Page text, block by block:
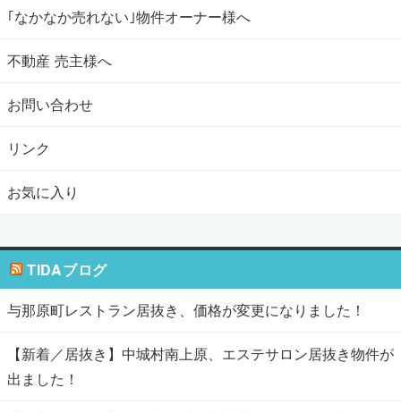
｢なかなか売れない｣物件オーナー様へ
不動産 売主様へ
お問い合わせ
リンク
お気に入り
TIDAブログ
与那原町レストラン居抜き、価格が変更になりました！
【新着／居抜き】中城村南上原、エステサロン居抜き物件が
出ました！